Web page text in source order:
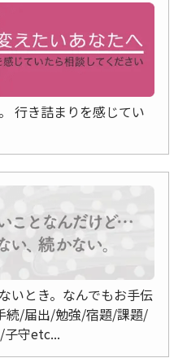
行き詰まりを感じてい
いとき。なんでもお手伝
続/届出/勉強/宿題/課題/
守etc...